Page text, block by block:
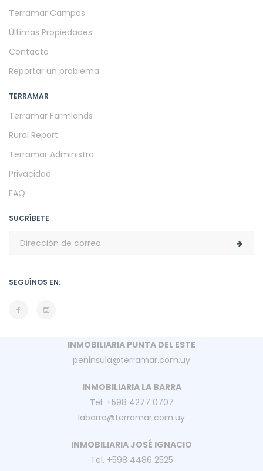
Terramar Campos
Últimas Propiedades
Contacto
Reportar un problema
TERRAMAR
Terramar Farmlands
Rural Report
Terramar Administra
Privacidad
FAQ
SUCRÍBETE
SEGUÍNOS EN:
INMOBILIARIA PUNTA DEL ESTE
peninsula@terramar.com.uy
INMOBILIARIA LA BARRA
Tel. +598 4277 0707
labarra@terramar.com.uy
INMOBILIARIA JOSÉ IGNACIO
Tel. +598 4486 2525